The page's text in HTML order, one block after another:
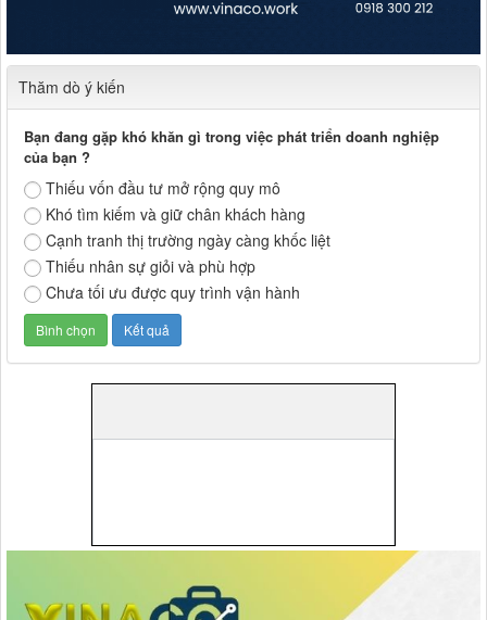
Thăm dò ý kiến
Bạn đang gặp khó khăn gì trong việc phát triển doanh nghiệp
của bạn ?
Thiếu vốn đầu tư mở rộng quy mô
Khó tìm kiếm và giữ chân khách hàng
Cạnh tranh thị trường ngày càng khốc liệt
Thiếu nhân sự giỏi và phù hợp
Chưa tối ưu được quy trình vận hành